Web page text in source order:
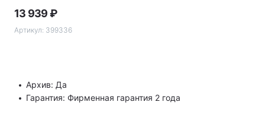
13 939₽
Артикул: 399336
Архив: Да
Гарантия: Фирменная гарантия 2 года